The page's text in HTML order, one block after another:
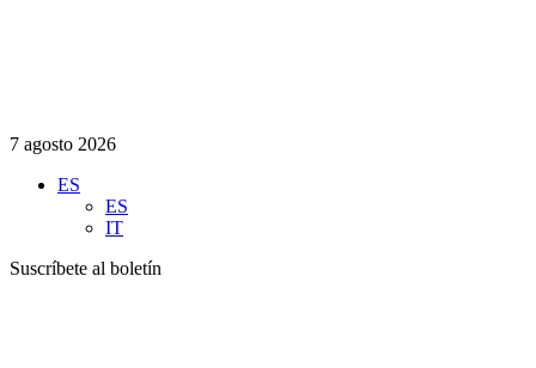
7 agosto 2026
ES
ES
IT
Suscríbete al boletín